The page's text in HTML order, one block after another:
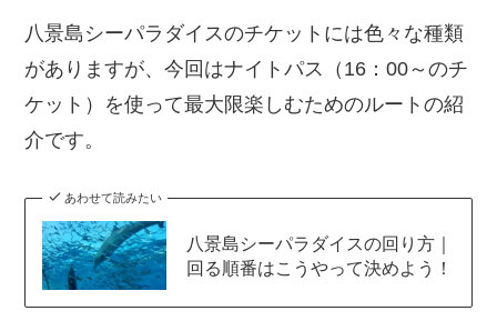
八景島シーパラダイスのチケットには色々な種類
がありますが、今回はナイトパス（16：00～のチ
ケット）を使って最大限楽しむためのルートの紹
介です。
あわせて読みたい
八景島シーパラダイスの回り方｜
回る順番はこうやって決めよう！